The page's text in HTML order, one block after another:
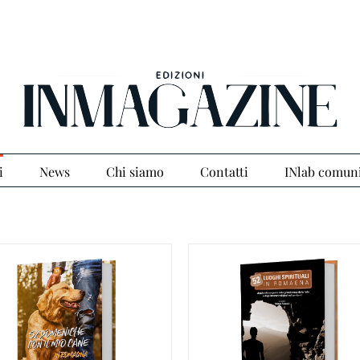
News Chi siamo Contatti INlab
AL CARRELLO
DETTAGLI
AGGIUNGI AL CARRELLO
DETTAGLI